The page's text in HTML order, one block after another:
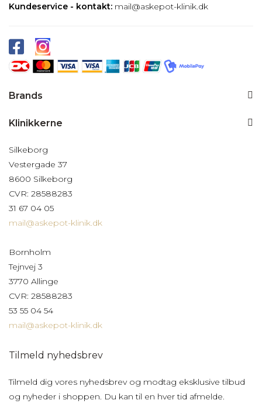
Kundeservice - kontakt: mail@askepot-klinik.dk
Brands
Klinikkerne
Silkeborg
Vestergade 37
8600 Silkeborg
CVR: 28588283
31 67 04 05
mail@askepot-klinik.dk
Bornholm
Tejnvej 3
3770 Allinge
CVR: 28588283
53 55 04 54
mail@askepot-klinik.dk
Tilmeld nyhedsbrev
Tilmeld dig vores nyhedsbrev og modtag eksklusive tilbud
og nyheder i shoppen. Du kan til en hver tid afmelde.